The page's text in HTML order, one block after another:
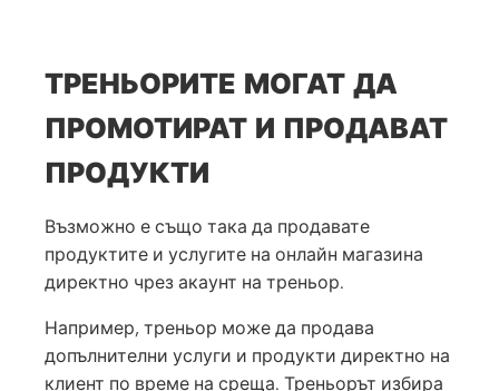
ТРЕНЬОРИТЕ МОГАТ ДА
ПРОМОТИРАТ И ПРОДАВАТ
ПРОДУКТИ
Възможно е също така да продавате
продуктите и услугите на онлайн магазина
директно чрез акаунт на треньор.
Например, треньор може да продава
допълнителни услуги и продукти директно на
клиент по време на среща. Треньорът избира